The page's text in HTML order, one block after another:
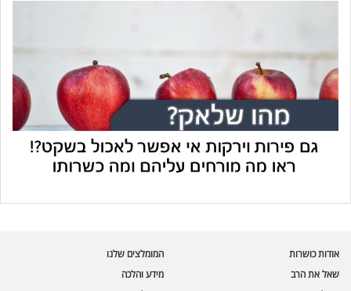
אודות כושרות
שאל את הרב
המומלצים שלנו
מידע והלכה
🪲 בדיקת חרקים